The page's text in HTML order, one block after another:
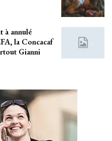
à annulé
la Concacaf
Gianni